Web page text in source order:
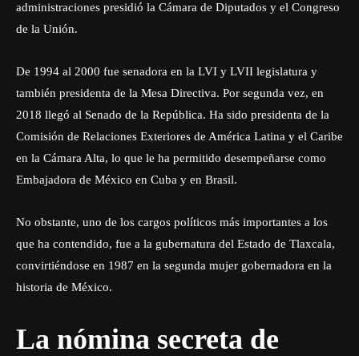
administraciones presidió la Cámara de Diputados y el Congreso
de la Unión.
De 1994 al 2000 fue senadora en la LVI y LVII legislatura y
también presidenta de la Mesa Directiva. Por segunda vez, en
2018 llegó al Senado de la República. Ha sido presidenta de la
Comisión de Relaciones Exteriores de América Latina y el Caribe
en la Cámara Alta, lo que le ha permitido desempeñarse como
Embajadora de México en Cuba y en Brasil.
No obstante, uno de los cargos políticos más importantes a los
que ha contendido, fue a la gubernatura del Estado de Tlaxcala,
convirtiéndose en 1987 en la segunda mujer gobernadora en la
historia de México.
La nómina secreta de